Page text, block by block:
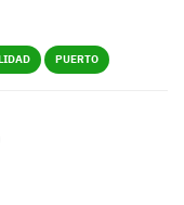
PUERTO